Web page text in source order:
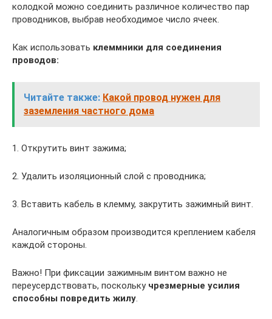
колодкой можно соединить различное количество пар
проводников, выбрав необходимое число ячеек.
Как использовать клеммники для соединения
проводов:
Читайте также: Какой провод нужен для
заземления частного дома
1. Открутить винт зажима;
2. Удалить изоляционный слой с проводника;
3. Вставить кабель в клемму, закрутить зажимный винт.
Аналогичным образом производится креплением кабеля
каждой стороны.
Важно! При фиксации зажимным винтом важно не
переусердствовать, поскольку чрезмерные усилия
способны повредить жилу.